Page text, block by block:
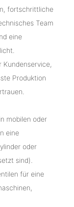
fortschrittliche
Team
eine
Kundenservice,
Produktion
mobilen oder
eine
oder
sind).
für eine